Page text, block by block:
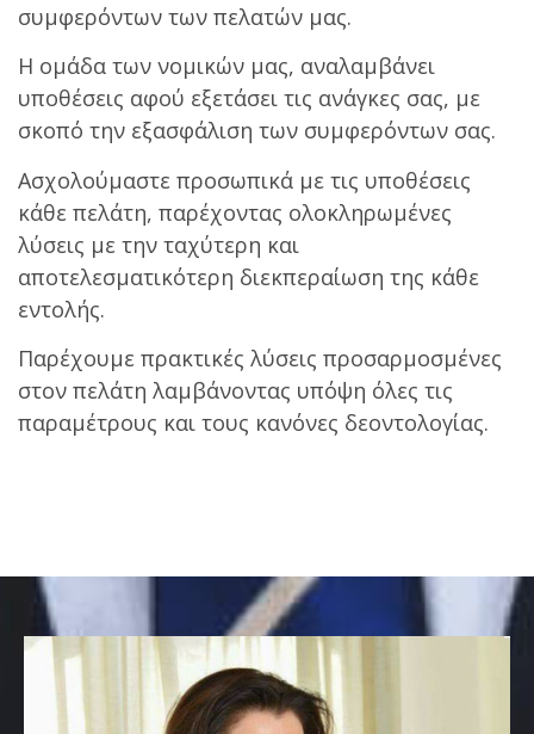
συμφερόντων των πελατών μας.
Η ομάδα των νομικών μας, αναλαμβάνει
υποθέσεις αφού εξετάσει τις ανάγκες σας, με
σκοπό την εξασφάλιση των συμφερόντων σας.
Ασχολούμαστε προσωπικά με τις υποθέσεις
κάθε πελάτη, παρέχοντας ολοκληρωμένες
λύσεις με την ταχύτερη και
αποτελεσματικότερη διεκπεραίωση της κάθε
εντολής.
Παρέχουμε πρακτικές λύσεις προσαρμοσμένες
στον πελάτη λαμβάνοντας υπόψη όλες τις
παραμέτρους και τους κανόνες δεοντολογίας.